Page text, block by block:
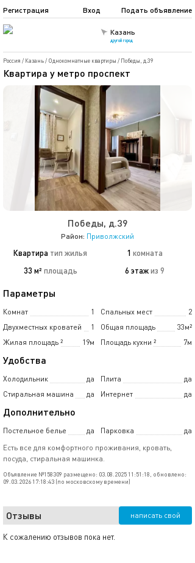
Казань
другой город
Подать объявление
Регистрация Вход
Россия / Казань/ Однокомнатные квартиры / Победы, д.39
Квартира у метро проспект
Победы, д.39
Район: Приволжский
Квартира тип жилья 1 комната
33 м² площадь 6 этажиз 9
Параметры
Комнат 1 Спальных мест
2
Двухместных кроватей
1 Общая площадь
33м²
Жилая площадь
19м
² Площадь кухни 7м
²
Удобства
Холодильник да Плита
да
Стиральная машина
да Интернет да
Дополнительно
Постельное белье да Парковка
да
Есть все для комфортного проживания, кровать,
посуда, стиральная машинка.
Объявление №158309 размещено: 03.08.2025 11:51:18, обновлено:
09.03.2026 17:18:43 (по московскому времени)
Отзывы написать свой
К сожалению отзывов пока нет.